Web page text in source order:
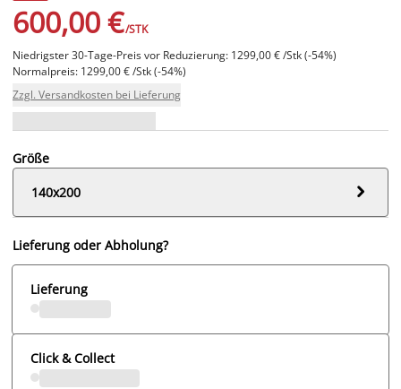
600,00 €/STK
Niedrigster 30-Tage-Preis vor Reduzierung: 1299,00 € /Stk (-54%)
Normalpreis: 1299,00 € /Stk (-54%)
Zzgl. Versandkosten bei Lieferung
Größe
140x200

Lieferung oder Abholung?
Lieferung
Click & Collect